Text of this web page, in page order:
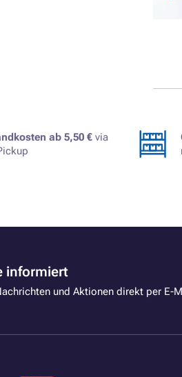
ab 5,50 € via
informiert
und Aktionen direkt per E-